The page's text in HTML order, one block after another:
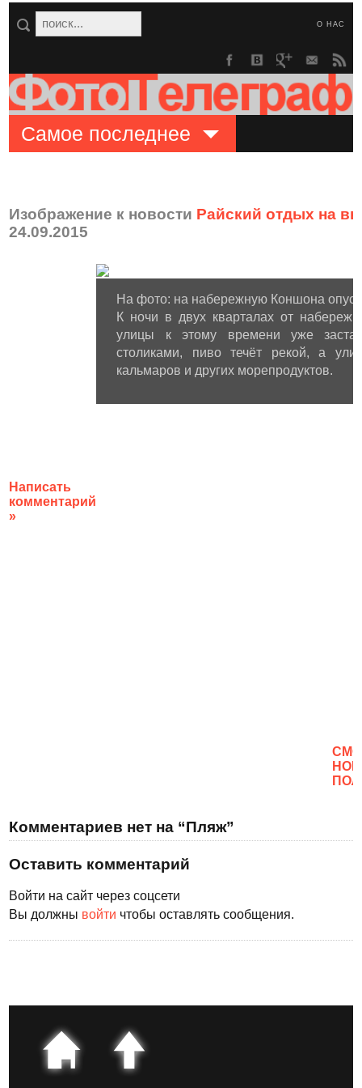
О НАС
Самое последнее
Изображение к новости Райский отдых на
24.09.2015
Написать
комментарий
»
На фото: на набережную Коншона
К ночи в двух кварталах от
улицы к этому времени уже
столиками, пиво течёт рекой, а
кальмаров и других морепродуктов.
Комментариев нет на “Пляж”
Оставить комментарий
Войти на сайт через соцсети
Вы должны войти чтобы оставлять сообщения.